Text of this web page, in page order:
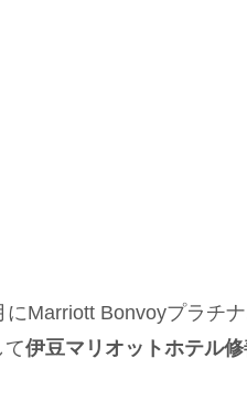
にMarriott Bonvoyプラチ
て伊豆マリオットホテル